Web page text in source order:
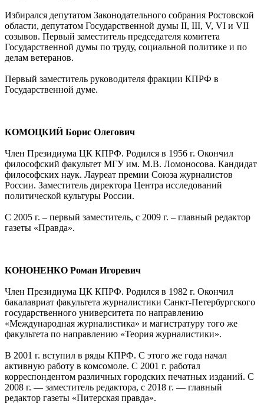
Избирался депутатом Законодательного собрания Ростовской
области, депутатом Государственной думы II, III, V, VI и VII
созывов. Первый заместитель председателя комитета
Государственной думы по труду, социальной политике и по
делам ветеранов.
Первый заместитель руководителя фракции КПРФ в
Государственной думе.
КОМОЦКИЙ Борис Олегович
Член Президиума ЦК КПРФ. Родился в 1956 г. Окончил
философский факультет МГУ им. М.В. Ломоносова. Кандидат
философских наук. Лауреат премии Союза журналистов
России. Заместитель директора Центра исследований
политической культуры России.
С 2005 г. – первый заместитель, с 2009 г. – главный редактор
газеты «Правда».
КОНОНЕНКО Роман Игоревич
Член Президиума ЦК КПРФ. Родился в 1982 г. Окончил
бакалавриат факультета журналистики Санкт-Петербургского
государственного университета по направлению
«Международная журналистика» и магистратуру того же
факультета по направлению «Теория журналистики».
В 2001 г. вступил в ряды КПРФ. С этого же года начал
активную работу в комсомоле. С 2001 г. работал
корреспондентом различных городских печатных изданий. С
2008 г. — заместитель редактора, с 2018 г. — главный
редактор газеты «Питерская правда».